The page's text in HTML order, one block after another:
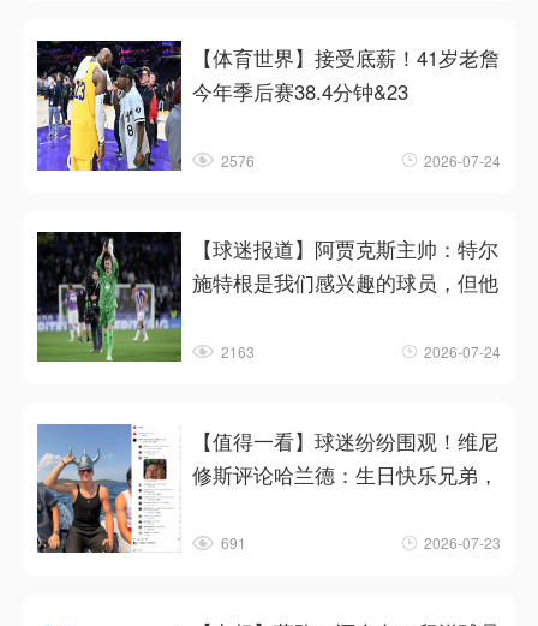
【体育世界】接受底薪！41岁老詹
今年季后赛38.4分钟&23
2576 2026-07-24
【球迷报道】阿贾克斯主帅：特尔
施特根是我们感兴趣的球员，但他
2163 2026-07-24
【值得一看】球迷纷纷围观！维尼
修斯评论哈兰德：生日快乐兄弟，
691 2026-07-23